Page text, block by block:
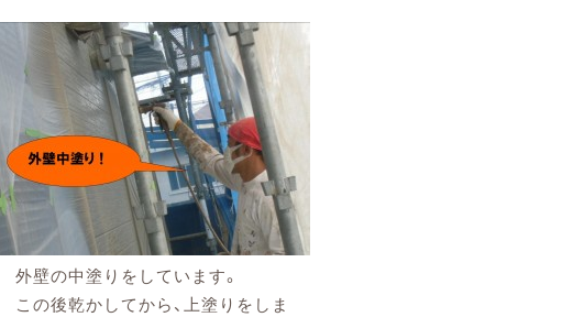
壁の中塗りをしています。
の後乾かしてから、上塗りをしま